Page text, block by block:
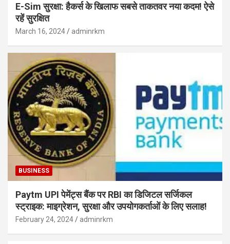
E-Sim सुरक्षा: हैकर्स के खिलाफ सबसे ताकतवर नया कदम! ऐसे
रहें सुरक्षित
March 16, 2024 adminrkm
BUSINESS
Paytm UPI पेमेंट्स बैंक पर RBI का डिजिटल सर्जिकल
स्ट्राइक: माइग्रेशन, सुरक्षा और उपयोगकर्ताओं के लिए सलाह!
February 24, 2024 adminrkm